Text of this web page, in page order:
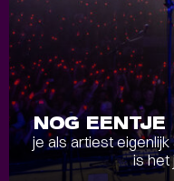
NOG EENTJE
je als artiest
is het